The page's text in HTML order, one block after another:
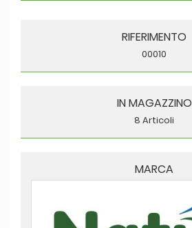
RIFERIMENTO
00010
IN MAGAZZINO
8 Articoli
MARCA